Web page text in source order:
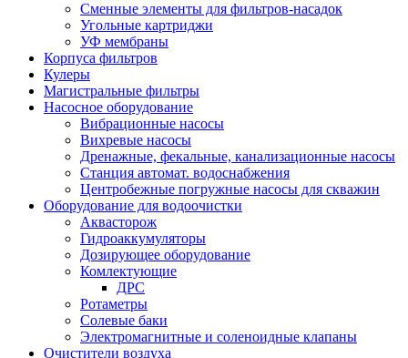
Сменные элементы для фильтров-насадок
Угольные картриджи
УФ мембраны
Корпуса фильтров
Кулеры
Магистральные фильтры
Насосное оборудование
Вибрационные насосы
Вихревые насосы
Дренажные, фекальные, канализационные насосы
Станция автомат. водоснабжения
Центробежные погружные насосы для скважин
Оборудование для водоочистки
Аквасторож
Гидроаккумуляторы
Дозирующее оборудование
Комлектующие
ДРС
Ротаметры
Солевые баки
Электромагнитные и соленоидные клапаны
Очистители воздуха